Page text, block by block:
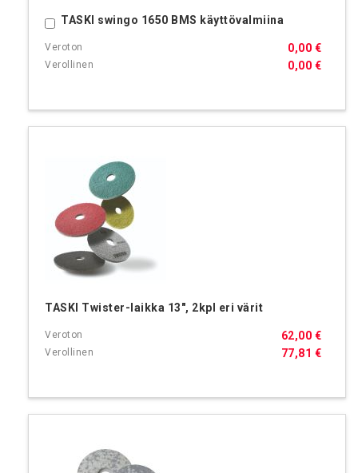
TASKI swingo 1650 BMS käyttövalmiina
0,00 €
0,00 €
Ostoskoriin
TASKI Twister-laikka 13", 2kpl eri värit
77,81 €
62,00 €